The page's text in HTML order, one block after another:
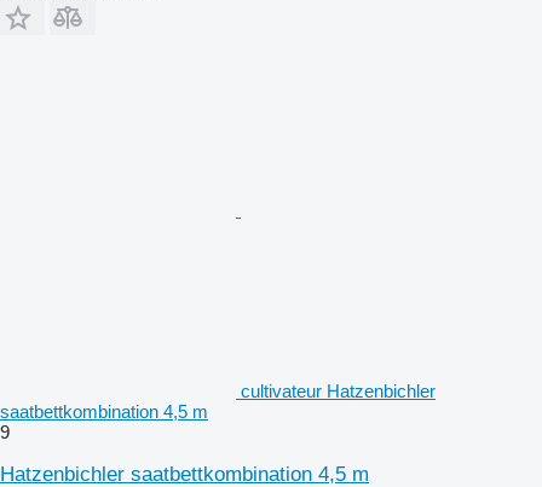
cultivateur Hatzenbichler
saatbettkombination 4,5 m
9
Hatzenbichler saatbettkombination 4,5 m